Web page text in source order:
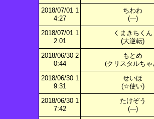
2018/07/01 1
4:27
ちわわ
(---)
2018/07/01 1
2:01
くまきちくん
(大逆転)
2018/06/30 2
0:44
もとめ
(クリスタルちゃ
2018/06/30 1
9:31
せいほ
(☆使い)
2018/06/30 1
7:42
たけぞう
(---)